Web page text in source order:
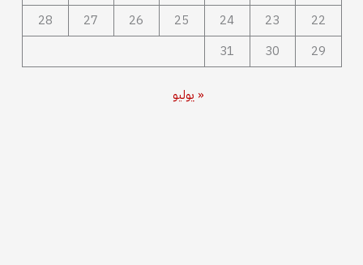
22
23
24
25
26
27
28
29
30
31
« يوليو